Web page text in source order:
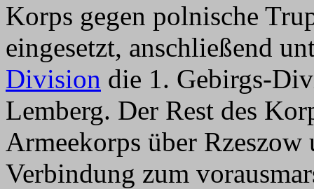
Korps gegen polnische
eingesetzt, anschließend
Division die 1. Gebirgs-
Lemberg. Der Rest des
Armeekorps über
Verbindung zum